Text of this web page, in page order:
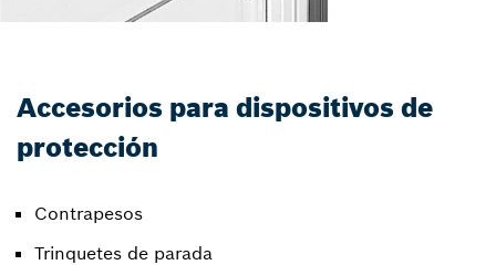
Accesorios para dispositivos de
protección
Contrapesos
Trinquetes de parada